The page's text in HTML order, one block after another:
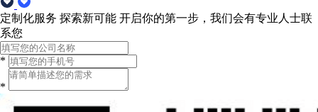
定制化服务 探索新可能 开启你的第一步，我们会有专业人士联
系您
*
*